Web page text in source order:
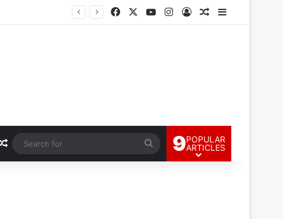
FacebookYouTubeInstagram
Log InRandom Article
Sidebar
Random Article
Search
for
9POPULAR
ARTICLES